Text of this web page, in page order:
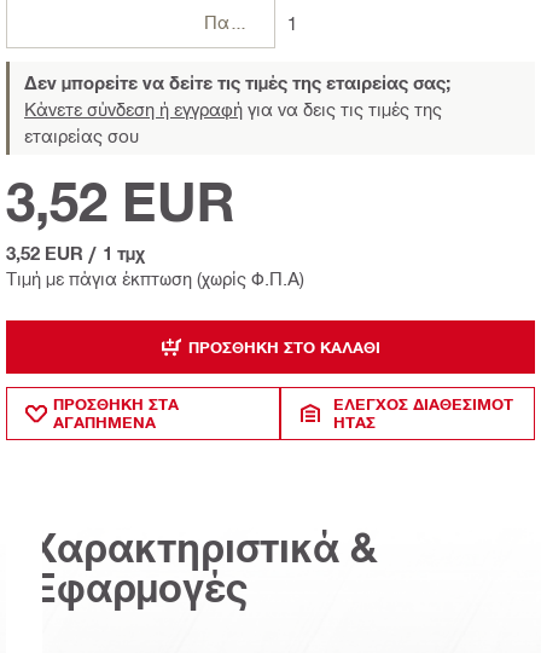
1
Δεν μπορείτε να δείτε τις τιμές της εταιρείας σας;
Κάνετε σύνδεση ή εγγραφή για να δεις τις τιμές της
εταιρείας σου
Τιμή με πάγια έκπτωση (χωρίς Φ.Π.Α)
3,52 EUR
3,52 EUR / 1 τμχ
ΠΡΟΣΘΉΚΗ ΣΤΟ ΚΑΛΆΘΙ
ΠΡΟΣΘΗΚΗ ΣΤΑ
ΑΓΑΠΗΜΕΝΑ
ΈΛΕΓΧΟΣ ΔΙΑΘΕΣΙΜΌΤ
ΗΤΑΣ
Χαρακτηριστικά &
Εφαρμογές